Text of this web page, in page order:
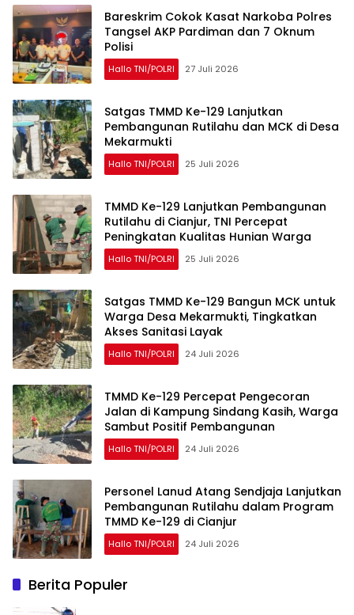
Bareskrim Cokok Kasat Narkoba Polres
Tangsel AKP Pardiman dan 7 Oknum
Polisi
Hallo TNI/POLRI 27 Juli 2026
Satgas TMMD Ke-129 Lanjutkan
Pembangunan Rutilahu dan MCK di Desa
Mekarmukti
Hallo TNI/POLRI 25 Juli 2026
TMMD Ke-129 Lanjutkan Pembangunan
Rutilahu di Cianjur, TNI Percepat
Peningkatan Kualitas Hunian Warga
Hallo TNI/POLRI 25 Juli 2026
Satgas TMMD Ke-129 Bangun MCK untuk
Warga Desa Mekarmukti, Tingkatkan
Akses Sanitasi Layak
Hallo TNI/POLRI 24 Juli 2026
TMMD Ke-129 Percepat Pengecoran
Jalan di Kampung Sindang Kasih, Warga
Sambut Positif Pembangunan
Hallo TNI/POLRI 24 Juli 2026
Personel Lanud Atang Sendjaja Lanjutkan
Pembangunan Rutilahu dalam Program
TMMD Ke-129 di Cianjur
Hallo TNI/POLRI 24 Juli 2026
Berita Populer